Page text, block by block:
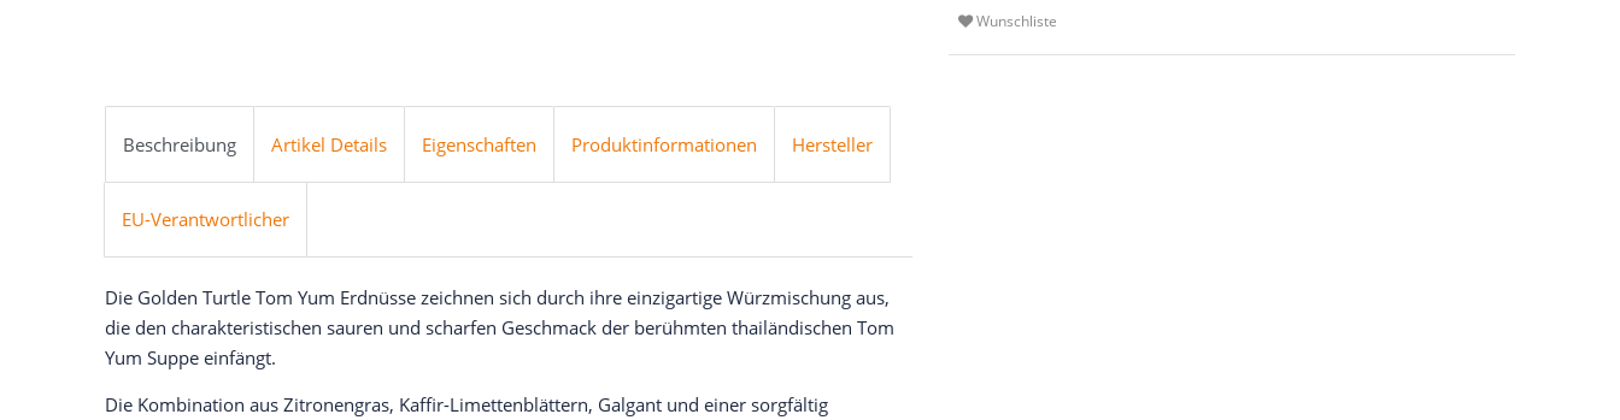
Wunschliste
Beschreibung Artikel Details Eigenschaften Produktinformationen Hersteller
EU-Verantwortlicher
Die Golden Turtle Tom Yum Erdnüsse zeichnen sich durch ihre einzigartige Würzmischung aus,
die den charakteristischen sauren und scharfen Geschmack der berühmten thailändischen Tom
Yum Suppe einfängt.
Die Kombination aus Zitronengras, Kaffir-Limettenblättern, Galgant und einer sorgfältig